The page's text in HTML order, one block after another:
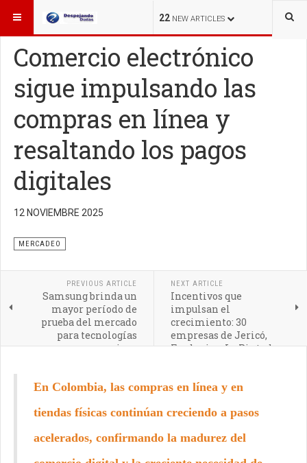
22 NEW ARTICLES
ESTÁ AQUÍ: MERCADEO
Comercio electrónico
sigue impulsando las
compras en línea y
resaltando los pagos
digitales
12 NOVIEMBRE 2025
El comercio electrónico se consolida como
protagonista del consumo digital y los consumidores
las plataformas en línea para comprar con seguridad,
MERCADEO
PREVIOUS ARTICLE
Samsung brinda un
mayor período de
prueba del mercado
para tecnologías
premium
NEXT ARTICLE
Incentivos que
impulsan el
crecimiento: 30
empresas de Jericó,
Fredonia y La Pintada
En Colombia, las compras en línea y en
tiendas físicas continúan creciendo a pasos
acelerados, confirmando la madurez del